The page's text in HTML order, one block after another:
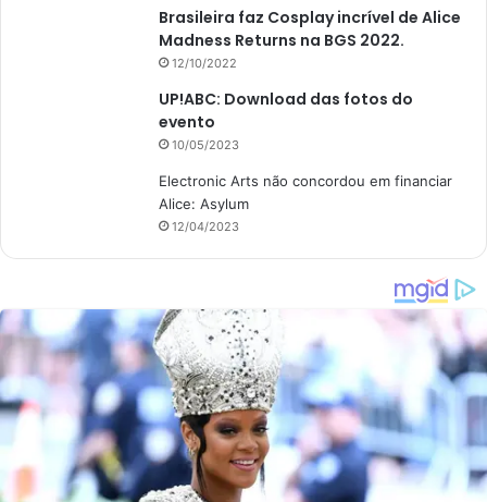
Brasileira faz Cosplay incrível de Alice
Madness Returns na BGS 2022.
12/10/2022
UP!ABC: Download das fotos do
evento
10/05/2023
Electronic Arts não concordou em financiar
Alice: Asylum
12/04/2023